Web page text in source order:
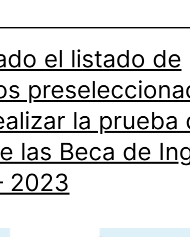
el listado de
la prueba
las Beca de
2023